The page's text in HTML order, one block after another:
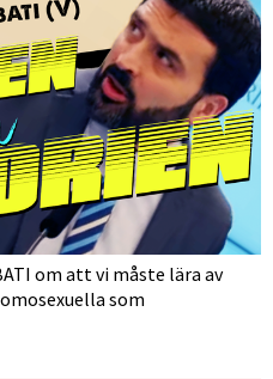
om att vi måste lära av
som